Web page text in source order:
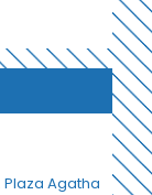
Agatha